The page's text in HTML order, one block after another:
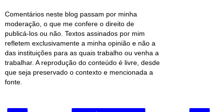
Comentários neste blog passam por minha
moderação, o que me confere o direito de
publicá-los ou não. Textos assinados por mim
refletem exclusivamente a minha opinião e não a
das instituições para as quais trabalho ou venha a
trabalhar. A reprodução do conteúdo é livre, desde
que seja preservado o contexto e mencionada a
fonte.